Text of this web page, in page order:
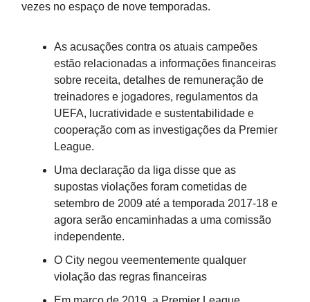
vezes no espaço de nove temporadas.
As acusações contra os atuais campeões
estão relacionadas a informações financeiras
sobre receita, detalhes de remuneração de
treinadores e jogadores, regulamentos da
UEFA, lucratividade e sustentabilidade e
cooperação com as investigações da Premier
League.
Uma declaração da liga disse que as
supostas violações foram cometidas de
setembro de 2009 até a temporada 2017-18 e
agora serão encaminhadas a uma comissão
independente.
O City negou veementemente qualquer
violação das regras financeiras